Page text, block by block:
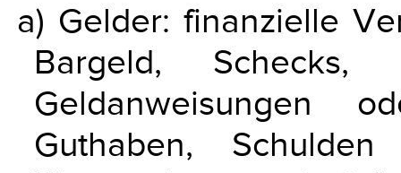
a) Gelder: finanzielle
Bargeld, Schecks,
Geldanweisungen
Guthaben,